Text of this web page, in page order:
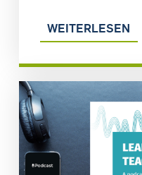
WEITERLESEN